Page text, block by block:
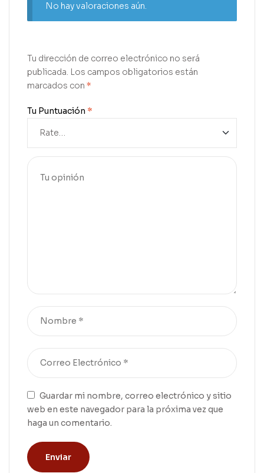
No hay valoraciones aún.
Tu dirección de correo electrónico no será
publicada. Los campos obligatorios están
marcados con *
Tu Puntuación *
Guardar mi nombre, correo electrónico y sitio
web en este navegador para la próxima vez que
haga un comentario.